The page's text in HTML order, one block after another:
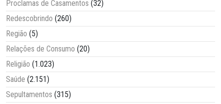
Proclamas de Casamentos (32)
Redescobrindo (260)
Região (5)
Relações de Consumo (20)
Religião (1.023)
Saúde (2.151)
Sepultamentos (315)